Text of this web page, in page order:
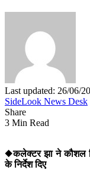
Last updated: 26/06/
SideLook News Desk
Share
3 Min Read
◆कलेक्टर झा ने कौशल
के निर्देश दिए